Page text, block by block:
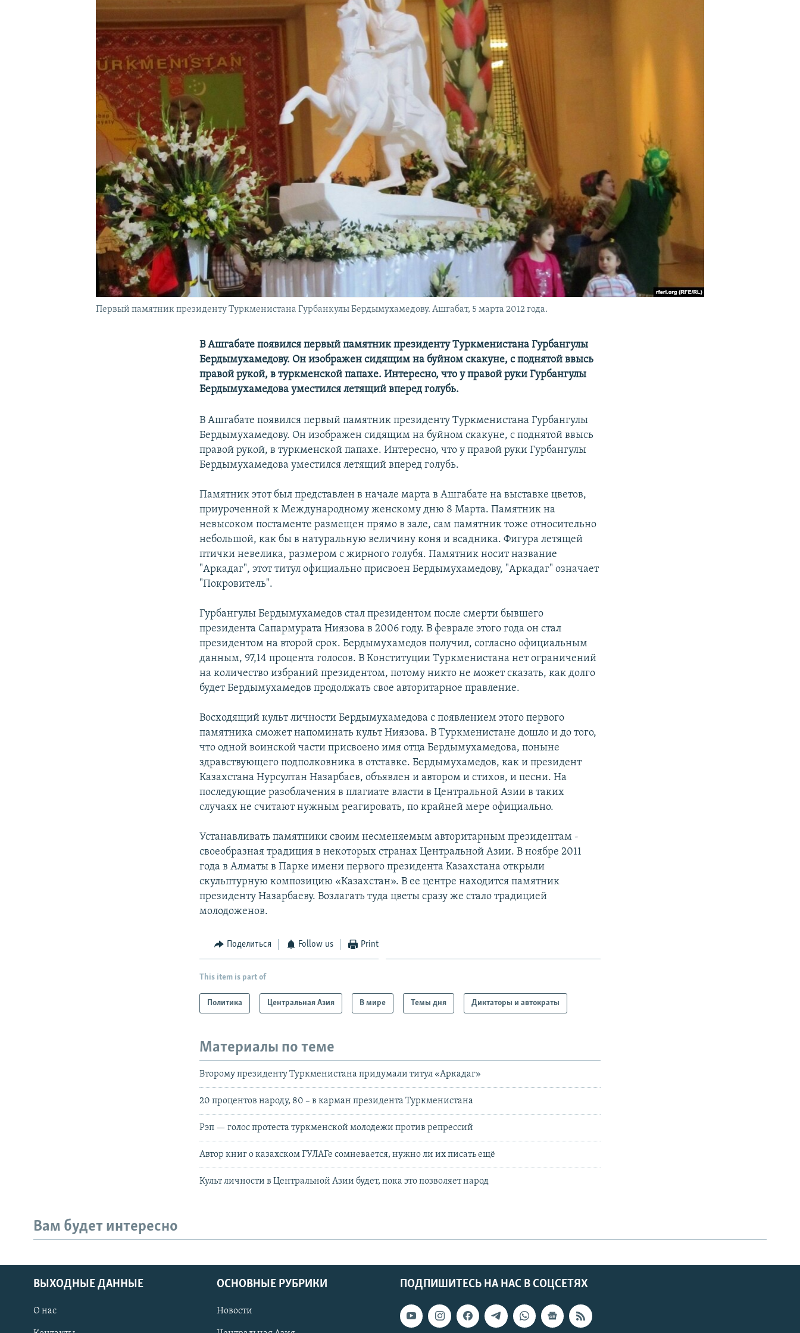
Первый памятник президенту Туркменистана Гурбанкулы Бердымухамедову. Ашгабат, 5 марта 2012 года.
В Ашгабате появился первый памятник президенту Туркменистана Гурбангулы
Бердымухамедову. Он изображен сидящим на буйном скакуне, с поднятой ввысь
правой рукой, в туркменской папахе. Интересно, что у правой руки Гурбангулы
Бердымухамедова уместился летящий вперед голубь.
В Ашгабате появился первый памятник президенту Туркменистана Гурбангулы
Бердымухамедову. Он изображен сидящим на буйном скакуне, с поднятой ввысь
правой рукой, в туркменской папахе. Интересно, что у правой руки Гурбангулы
Бердымухамедова уместился летящий вперед голубь.
Памятник этот был представлен в начале марта в Ашгабате на выставке цветов,
приуроченной к Международному женскому дню 8 Марта. Памятник на
невысоком постаменте размещен прямо в зале, сам памятник тоже относительно
небольшой, как бы в натуральную величину коня и всадника. Фигура летящей
птички невелика, размером с жирного голубя. Памятник носит название
"Аркадаг", этот титул официально присвоен Бердымухамедову, "Аркадаг" означает
"Покровитель".
Гурбангулы Бердымухамедов стал президентом после смерти бывшего
президента Сапармурата Ниязова в 2006 году. В феврале этого года он стал
президентом на второй срок. Бердымухамедов получил, согласно официальным
данным, 97,14 процента голосов. В Конституции Туркменистана нет ограничений
на количество избраний президентом, потому никто не может сказать, как долго
будет Бердымухамедов продолжать свое авторитарное правление.
Восходящий культ личности Бердымухамедова с появлением этого первого
памятника сможет напоминать культ Ниязова. В Туркменистане дошло и до того,
что одной воинской части присвоено имя отца Бердымухамедова, поныне
здравствующего подполковника в отставке. Бердымухамедов, как и президент
Казахстана Нурсултан Назарбаев, объявлен и автором и стихов, и песни. На
последующие разоблачения в плагиате власти в Центральной Азии в таких
случаях не считают нужным реагировать, по крайней мере официально.
Устанавливать памятники своим несменяемым авторитарным президентам -
своеобразная традиция в некоторых странах Центральной Азии. В ноябре 2011
года в Алматы в Парке имени первого президента Казахстана открыли
скульптурную композицию «Казахстан». В ее центре находится памятник
президенту Назарбаеву. Возлагать туда цветы сразу же стало традицией
молодоженов.
Поделиться Follow us Print
This item is part of
Политика Центральная Азия В мире Темы дня Диктаторы и автократы
Материалы по теме
Второму президенту Туркменистана придумали титул «Аркадаг»
20 процентов народу, 80 – в карман президента Туркменистана
Рэп — голос протеста туркменской молодежи против репрессий
Автор книг о казахском ГУЛАГе сомневается, нужно ли их писать ещё
Культ личности в Центральной Азии будет, пока это позволяет народ
Вам будет интересно
ПОДПИШИТЕСЬ НА НАС В СОЦСЕТЯХ
ВЫХОДНЫЕ ДАННЫЕ
О нас
ОСНОВНЫЕ РУБРИКИ
Новости